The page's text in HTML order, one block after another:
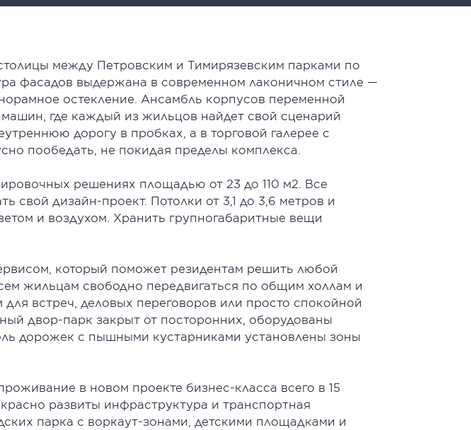
между Петровским и Тимирязевским парками по
фасадов выдержана в современном лаконичном стиле —
остекление. Ансамбль корпусов переменной
где каждый из жильцов найдет свой сценарий
дорогу в пробках, а в торговой галерее с
пообедать, не покидая пределы комплекса.
решениях площадью от 23 до 110 м2. Все
свой дизайн-проект. Потолки от 3,1 до 3,6 метров и
и воздухом. Хранить групногабаритные вещи
который поможет резидентам решить любой
жильцам свободно передвигаться по общим холлам и
встреч, деловых переговоров или просто спокойной
двор-парк закрыт от посторонних, оборудованы
дорожек с пышными кустарниками установлены зоны
в новом проекте бизнес-класса всего в 15
развиты инфраструктура и транспортная
парка с воркаут-зонами, детскими площадками и